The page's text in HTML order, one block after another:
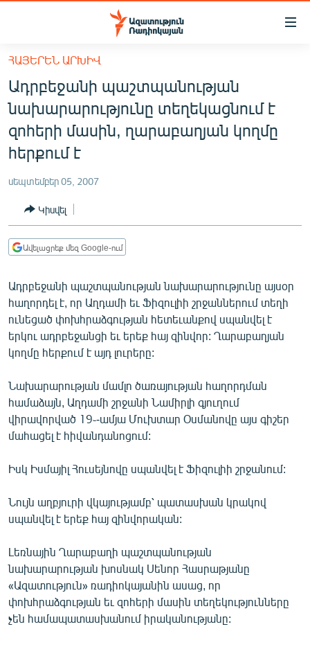
Մատչելիության
հիմնական
բովանդակությանը
Անցնել
հիմնական
մենյուին
Որոնում
ՀԱՅԱՍՏԱՆ
ՔԱՂԱՔԱԿԱՆ
ԸՆՏՐՈՒԹՅՈՒՆՆԵՐ 2026
ՏՆՏԵՍՈՒԹՅՈՒՆ
ՂԱՐԱԲԱՂ
ՏԱՐԱԾԱՇՐՋԱՆ
ՄԻՋԱԶԳԱՅԻՆ
ՄՇԱԿՈՒՅԹ
ՄԵԿՆԱԲԱՆՈՒԹՅՈՒՆ
ՏՏ ԵՒ ԻՆՏԵՐՆԵՏ
ԿՈՐՈՆԱՎԻՐՈՒՍ
ԱՐԽԻՎ
ՏԵՍԱՆՅՈՒԹԵՐ
ԲԱՆԱՎԵՃ
ՁԳՏԵԼՈՎ ԼԱՎԱԳՈՒՅՆԻՆ
ՓՈԴՔԱՍԹ
Հայերեն
ՀԱՅԵՐԵՆ ԱՐԽԻՎ
Ադրբեջանի պաշտպանության
նախարարությունը տեղեկացնում է
զոհերի մասին, ղարաբաղյան կողմը
հերքում է
սեպտեմբեր 05, 2007
Կիսվել
Ավելացրեք մեզ Google-ում
Ադրբեջանի պաշտպանության նախարարությունը այսօր
հաղորդել է, որ Աղդամի եւ Ֆիզուլիի շրջաններում տեղի
ունեցած փոխհրաձգության հետեւանքով սպանվել է
երկու ադրբեջանցի եւ երեք հայ զինվոր: Ղարաբաղյան
կողմը հերքում է այդ լուրերը:
Նախարարության մամլո ծառայության հաղորդման
համաձայն, Աղդամի շրջանի Նամիրլի գյուղում
վիրավորված 19֊-ամյա Մուխտար Օսմանովը այս գիշեր
մահացել է հիվանդանոցում:
Իսկ Իսմայիլ Հուսեյնովը սպանվել է Ֆիզուլիի շրջանում:
Նույն աղբյուրի վկայությամբ՝ պատասխան կրակով
սպանվել է երեք հայ զինվորական:
Լեռնային Ղարաբաղի պաշտպանության
նախարարության խոսնակ Սենոր Հասրաթյանը
«Ազատություն» ռադիոկայանին ասաց, որ
փոխհրաձգության եւ զոհերի մասին տեղեկությունները
չեն համապատասխանում իրականությանը: